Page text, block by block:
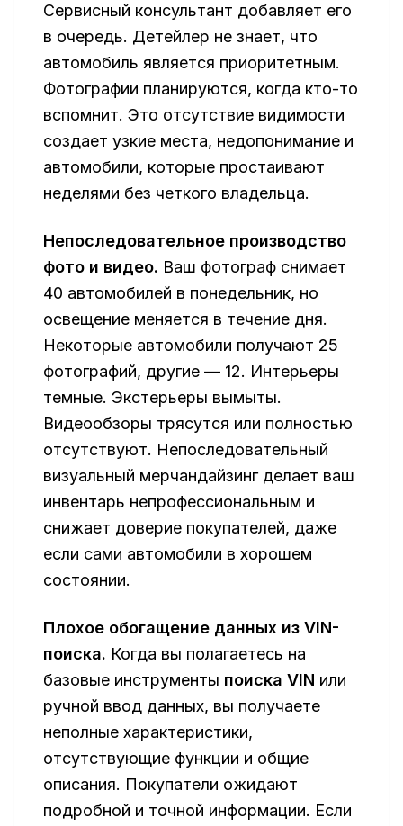
Сервисный консультант добавляет его
в очередь. Детейлер не знает, что
автомобиль является приоритетным.
Фотографии планируются, когда кто-то
вспомнит. Это отсутствие видимости
создает узкие места, недопонимание и
автомобили, которые простаивают
неделями без четкого владельца.
Непоследовательное производство
фото и видео. Ваш фотограф снимает
40 автомобилей в понедельник, но
освещение меняется в течение дня.
Некоторые автомобили получают 25
фотографий, другие — 12. Интерьеры
темные. Экстерьеры вымыты.
Видеообзоры трясутся или полностью
отсутствуют. Непоследовательный
визуальный мерчандайзинг делает ваш
инвентарь непрофессиональным и
снижает доверие покупателей, даже
если сами автомобили в хорошем
состоянии.
Плохое обогащение данных из VIN-
поиска. Когда вы полагаетесь на
базовые инструменты поиска VIN или
ручной ввод данных, вы получаете
неполные характеристики,
отсутствующие функции и общие
описания. Покупатели ожидают
подробной и точной информации. Если